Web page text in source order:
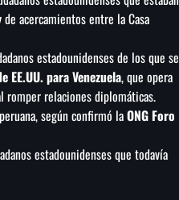
de acercamientos entre la Casa
estadounidenses de los que se
EE.UU. para Venezuela, que opera
romper relaciones diplomáticas.
según confirmó laONG Foro
estadounidenses que todavía